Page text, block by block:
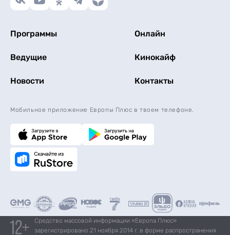
Программы Онлайн
Ведущие Кинокайф
Новости Контакты
Мобильное приложение Европы Плюс в твоем телефоне.
Средство массовой информации «Европа Плюс»
зарегистрировано 21 ноября 2014 г. в форме распространения